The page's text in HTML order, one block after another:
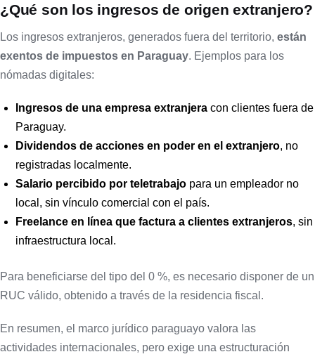
¿Qué son los ingresos de origen extranjero?
Los ingresos extranjeros, generados fuera del territorio, están
exentos de impuestos en Paraguay. Ejemplos para los
nómadas digitales:
Ingresos de una empresa extranjeracon clientes fuera de
Paraguay.
Dividendos de acciones en poder en el extranjero, no
registradas localmente.
Salario percibido por teletrabajopara un empleador no
local, sin vínculo comercial con el país.
Freelance en línea que factura a clientes extranjeros, sin
infraestructura local.
Para beneficiarse del tipo del 0 %, es necesario disponer de un
RUC válido, obtenido a través de la residencia fiscal.
En resumen, el marco jurídico paraguayo valora las
actividades internacionales, pero exige una estructuración